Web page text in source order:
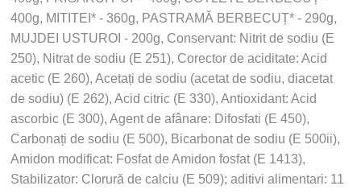
400g, MITITEI* - 360g, PASTRAMĂ BERBECUȚ* - 290g,
MUJDEI USTUROI - 200g, Conservant: Nitrit de sodiu (E
250), Nitrat de sodiu (E 251), Corector de aciditate: Acid
acetic (E 260), Acetați de sodiu (acetat de sodiu, diacetat
de sodiu) (E 262), Acid citric (E 330), Antioxidant: Acid
ascorbic (E 300), Agent de afânare: Difosfati (E 450),
Carbonați de sodiu (E 500), Bicarbonat de sodiu (E 500ii),
Amidon modificat: Fosfat de Amidon fosfat (E 1413),
Stabilizator: Clorură de calciu (E 509); aditivi alimentari: 11